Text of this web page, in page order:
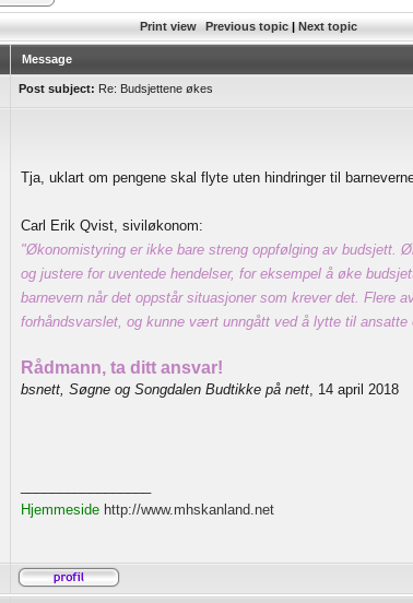
Print view Previous topic|Next topic
Message
Post subject: Re: Budsjettene økes
Tja, uklart om pengene skal flyte uten hindringer til
Carl Erik Qvist, siviløkonom:
"Økonomistyring er ikke bare streng oppfølging av budsjett.
og justere for uventede hendelser, for eksempel å øke
barnevern når det oppstår situasjoner som krever det. Flere
forhåndsvarslet, og kunne vært unngått ved å lytte til ansatte
Rådmann, ta ditt ansvar!
bsnett, Søgne og Songdalen Budtikke på nett, 14 april 2018
Hjemmeside http://www.mhskanland.net